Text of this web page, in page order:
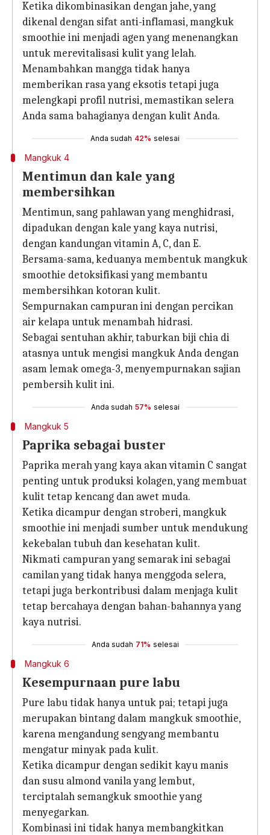
Ketika dikombinasikan dengan jahe, yang
dikenal dengan sifat anti-inflamasi, mangkuk
smoothie ini menjadi agen yang menenangkan
untuk merevitalisasi kulit yang lelah.
Menambahkan mangga tidak hanya
memberikan rasa yang eksotis tetapi juga
melengkapi profil nutrisi, memastikan selera
Anda sama bahagianya dengan kulit Anda.
Anda sudah 42% selesai
Mangkuk 4
Mentimun dan kale yang
membersihkan
Mentimun, sang pahlawan yang menghidrasi,
dipadukan dengan kale yang kaya nutrisi,
dengan kandungan vitamin A, C, dan E.
Bersama-sama, keduanya membentuk mangkuk
smoothie detoksifikasi yang membantu
membersihkan kotoran kulit.
Sempurnakan campuran ini dengan percikan
air kelapa untuk menambah hidrasi.
Sebagai sentuhan akhir, taburkan biji chia di
atasnya untuk mengisi mangkuk Anda dengan
asam lemak omega-3, menyempurnakan sajian
pembersih kulit ini.
Anda sudah 57% selesai
Mangkuk 5
Paprika sebagai buster
Paprika merah yang kaya akan vitamin C sangat
penting untuk produksi kolagen, yang membuat
kulit tetap kencang dan awet muda.
Ketika dicampur dengan stroberi, mangkuk
smoothie ini menjadi sumber untuk mendukung
kekebalan tubuh dan kesehatan kulit.
Nikmati campuran yang semarak ini sebagai
camilan yang tidak hanya menggoda selera,
tetapi juga berkontribusi dalam menjaga kulit
tetap bercahaya dengan bahan-bahannya yang
kaya nutrisi.
Anda sudah 71% selesai
Mangkuk 6
Kesempurnaan pure labu
Pure labu tidak hanya untuk pai; tetapi juga
merupakan bintang dalam mangkuk smoothie,
karena mengandung sengyang membantu
mengatur minyak pada kulit.
Ketika dicampur dengan sedikit kayu manis
dan susu almond vanila yang lembut,
terciptalah semangkuk smoothie yang
menyegarkan.
Kombinasi ini tidak hanya membangkitkan